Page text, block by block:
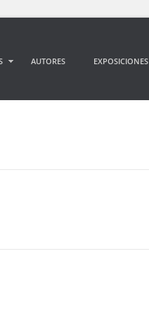
AUTORES EXPOSICIONES